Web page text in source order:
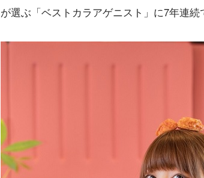
が選ぶ「ベストカラアゲニスト」に7年連続